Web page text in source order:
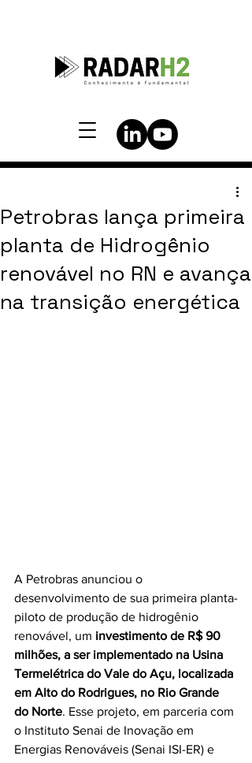
Petrobras lança primeira
planta de Hidrogênio
renovável no RN e avança
na transição energética
A Petrobras anunciou o
desenvolvimento de sua primeira planta-
piloto de produção de hidrogênio
renovável, um investimento de R$ 90
milhões, a ser implementado na Usina
Termelétrica do Vale do Açu, localizada
em Alto do Rodrigues, no Rio Grande
do Norte. Esse projeto, em parceria com
o Instituto Senai de Inovação em
Energias Renováveis (Senai ISI-ER) e